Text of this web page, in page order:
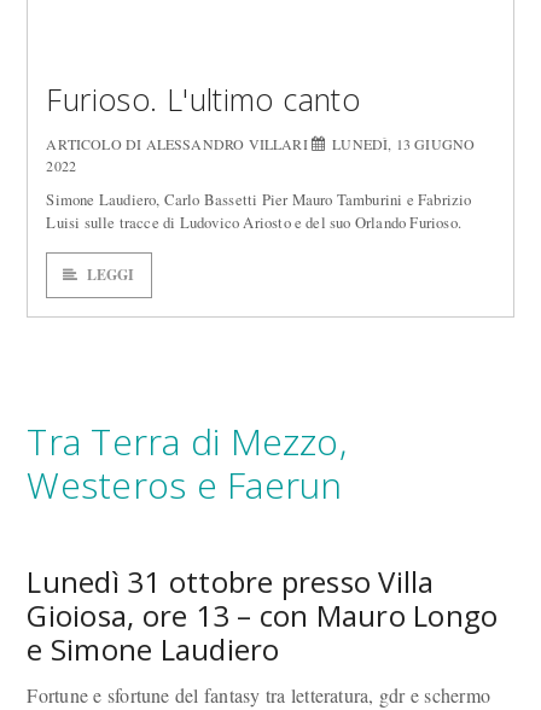
Furioso. L'ultimo canto
ARTICOLO DI ALESSANDRO VILLARI
LUNEDÌ, 13 GIUGNO
2022
Simone Laudiero, Carlo Bassetti Pier Mauro Tamburini e Fabrizio
Luisi sulle tracce di Ludovico Ariosto e del suo Orlando Furioso.
LEGGI
Tra Terra di Mezzo,
Westeros e Faerun
Lunedì 31 ottobre presso Villa
Gioiosa, ore 13 – con Mauro Longo
e Simone Laudiero
Fortune e sfortune del fantasy tra letteratura, gdr e schermo